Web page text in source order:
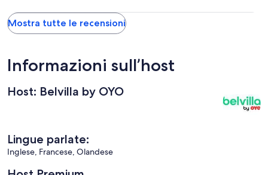
Mostra tutte le recensioni
Informazioni sull’host
Host: Belvilla by OYO
Lingue parlate:
Inglese, Francese, Olandese